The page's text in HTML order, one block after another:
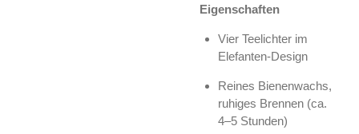
Eigenschaften
Vier Teelichter im
Elefanten-Design
Reines Bienenwachs,
ruhiges Brennen (ca.
4–5 Stunden)